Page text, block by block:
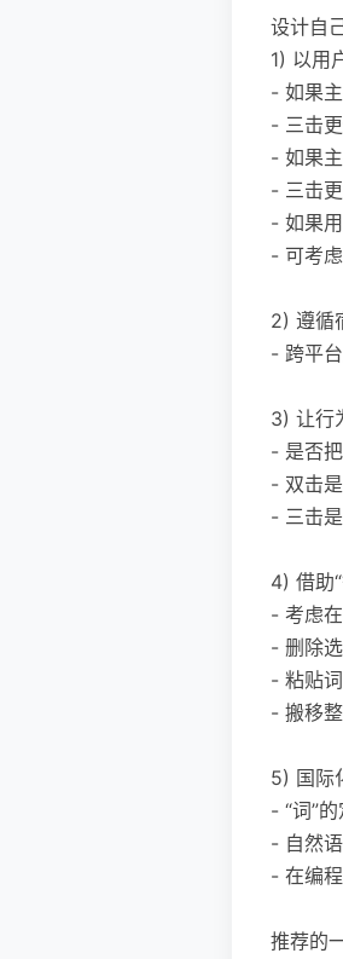
设计自
1) 以用
- 如果
- 三击
- 如果
- 三击
- 如果
- 可考
2) 遵循
- 跨平
3) 让行
- 是否
- 双击
- 三击
4) 借助
- 考虑
- 删除
- 粘贴
- 搬移
5) 国际
- “词”
- 自然
- 在编
推荐的